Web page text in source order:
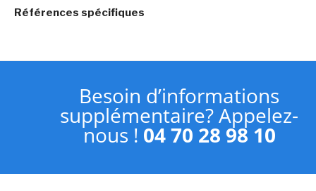
Références spécifiques
Besoin d’informations
supplémentaire? Appelez-
nous ! 04 70 28 98 10